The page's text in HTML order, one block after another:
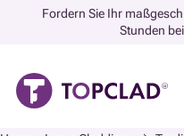
Fordern Sie Ihr
Stunden